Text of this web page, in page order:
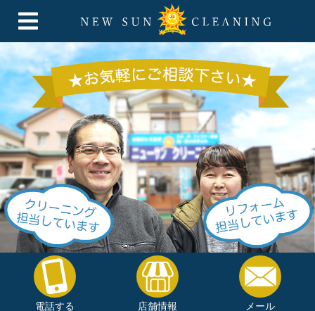
電話する 店舗情報 メール